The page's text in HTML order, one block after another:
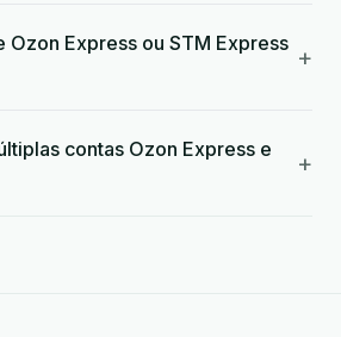
Ozon Express ou STM Express +
contas Ozon Express e
+